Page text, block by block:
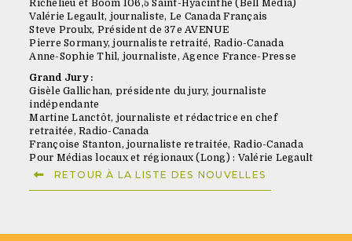
Richelieu et Boom 106,5 Saint-Hyacinthe (Bell Media)
Valérie Legault, journaliste, Le Canada Français
Steve Proulx, Président de 37e AVENUE
Pierre Sormany, journaliste retraité, Radio-Canada
Anne-Sophie Thil, journaliste, Agence France-Presse
Grand Jury :
Gisèle Gallichan, présidente du jury, journaliste
indépendante
Martine Lanctôt, journaliste et rédactrice en chef
retraitée, Radio-Canada
Françoise Stanton, journaliste retraitée, Radio-Canada
Pour Médias locaux et régionaux (Long) : Valérie Legault
RETOUR À LA LISTE DES NOUVELLES